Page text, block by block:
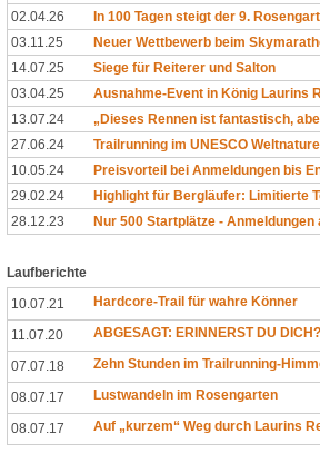
02.04.26
In 100 Tagen steigt der 9.
03.11.25
Neuer Wettbewerb beim
14.07.25
Siege für Reiterer und Salton
03.04.25
Ausnahme-Event in König Laurins
13.07.24
„Dieses Rennen ist fantastisch,
27.06.24
Trailrunning im UNESCO
10.05.24
Preisvorteil bei Anmeldungen bis
29.02.24
Highlight für Bergläufer: Limitierte
28.12.23
Nur 500 Startplätze - Anmeldungen
Laufberichte
10.07.21
Hardcore-Trail für wahre Könner
11.07.20
ABGESAGT: ERINNERST DU
07.07.18
Zehn Stunden im Trailrunning-
08.07.17
Lustwandeln im Rosengarten
08.07.17
Auf „kurzem“ Weg durch Laurins